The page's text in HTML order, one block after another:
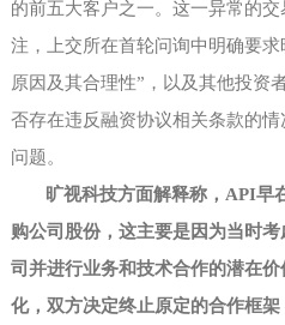
的前五大客户之一。这一异常的
注，上交所在首轮问询中明确要求
原因及其合理性”，以及其他投资
否存在违反融资协议相关条款的
问题。
旷视科技方面解释称， API早
购公司股份，这主要是因为当时
司并进行业务和技术合作的潜在
化，双方决定终止原定的合作框